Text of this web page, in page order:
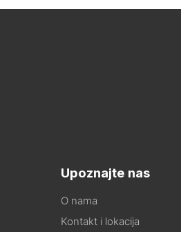
Upoznajte nas
O nama
Kontakt i lokacija